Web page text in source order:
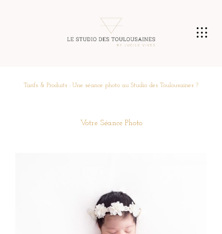
Tarifs & Produits : Une séance photo au Studio des Toulousaines ?
Votre Séance Photo